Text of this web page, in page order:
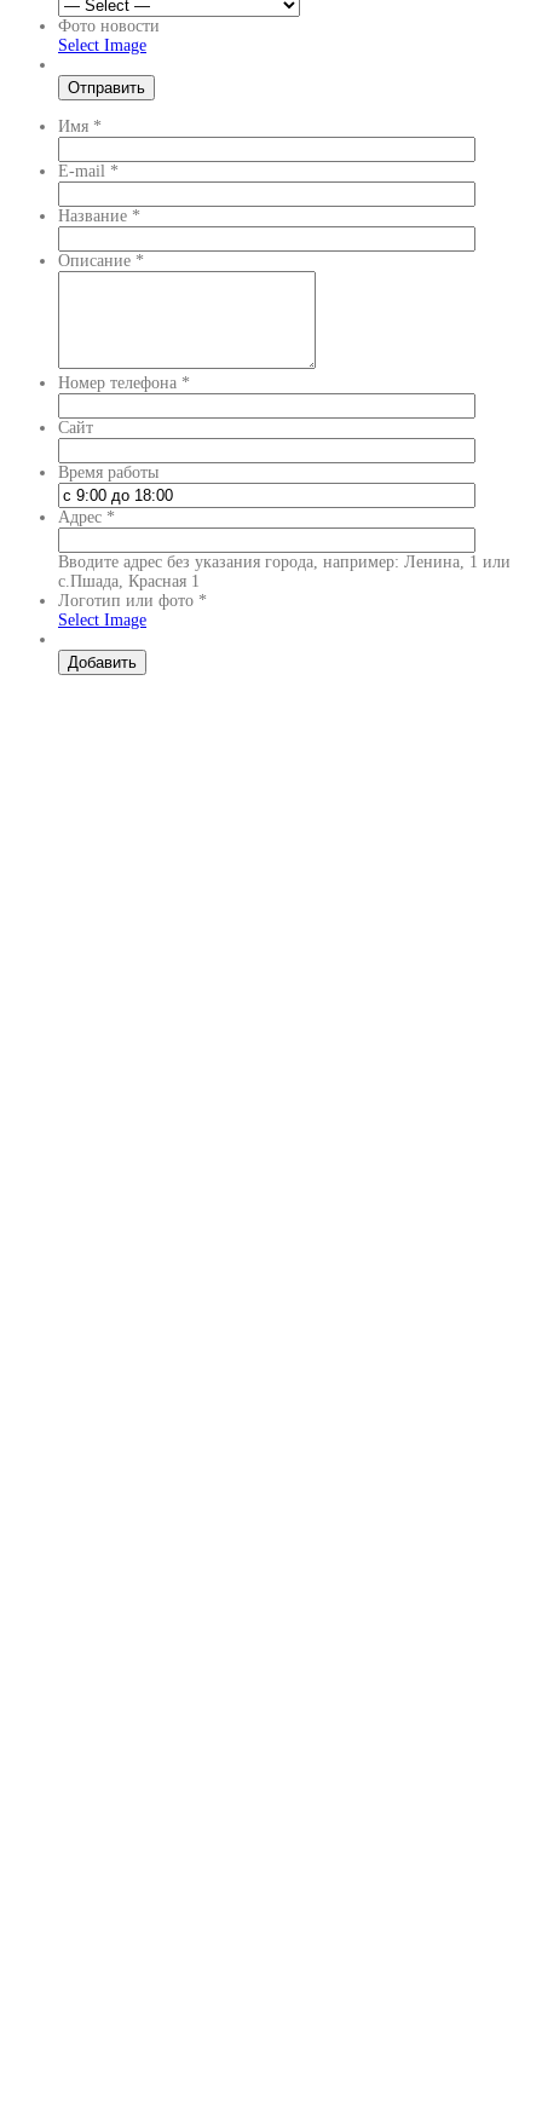
Фото новости
Select Image
Имя *
E-mail *
Название *
Описание *
Номер телефона *
Сайт
Время работы
Адрес *
Вводите адрес без указания города, например: Ленина, 1 или
с.Пшада, Красная 1
Логотип или фото *
Select Image